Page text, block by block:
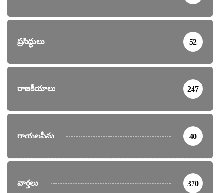
ప్రసిద్ధులు 52
రాజకీయాలు 247
రాయలసీమ 40
వార్తలు 370